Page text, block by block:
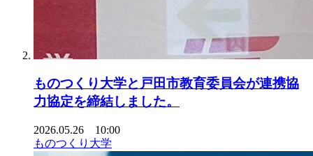
ものつくり大学と戸田市教育委員会が連携協
力協定を締結しました。
2026.05.26 10:00
ものつくり大学